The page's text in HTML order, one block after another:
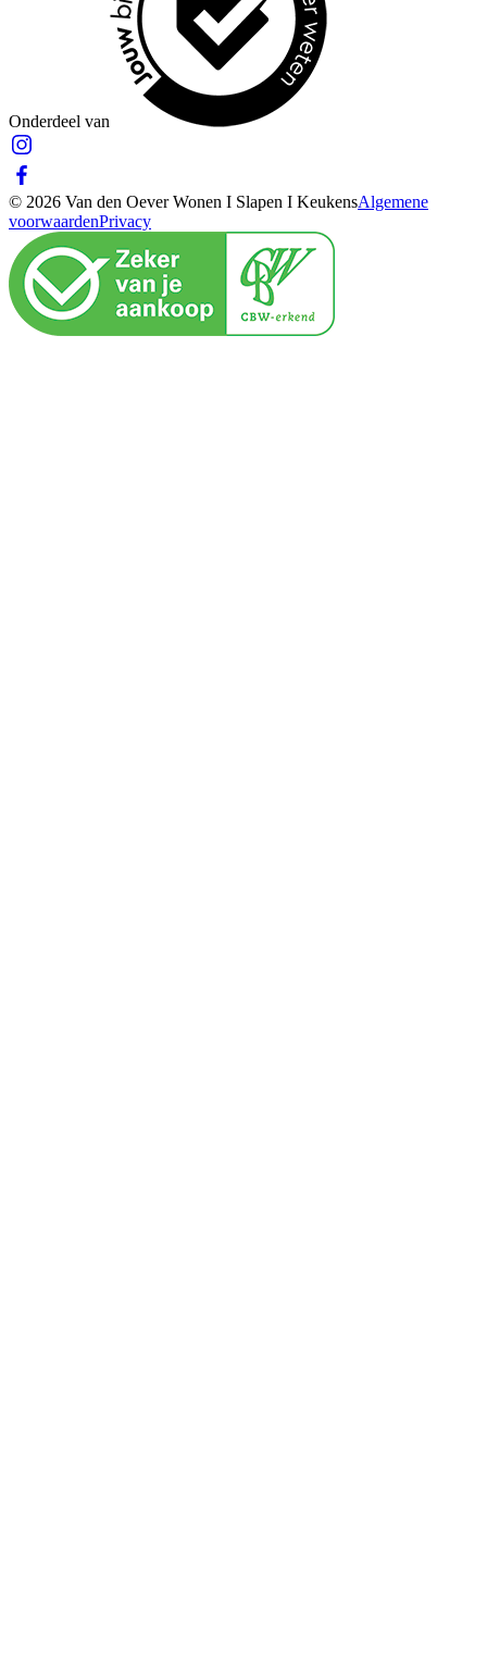
Onderdeel van
© 2026 Van den Oever Wonen I Slapen I KeukensAlgemene
voorwaardenPrivacy